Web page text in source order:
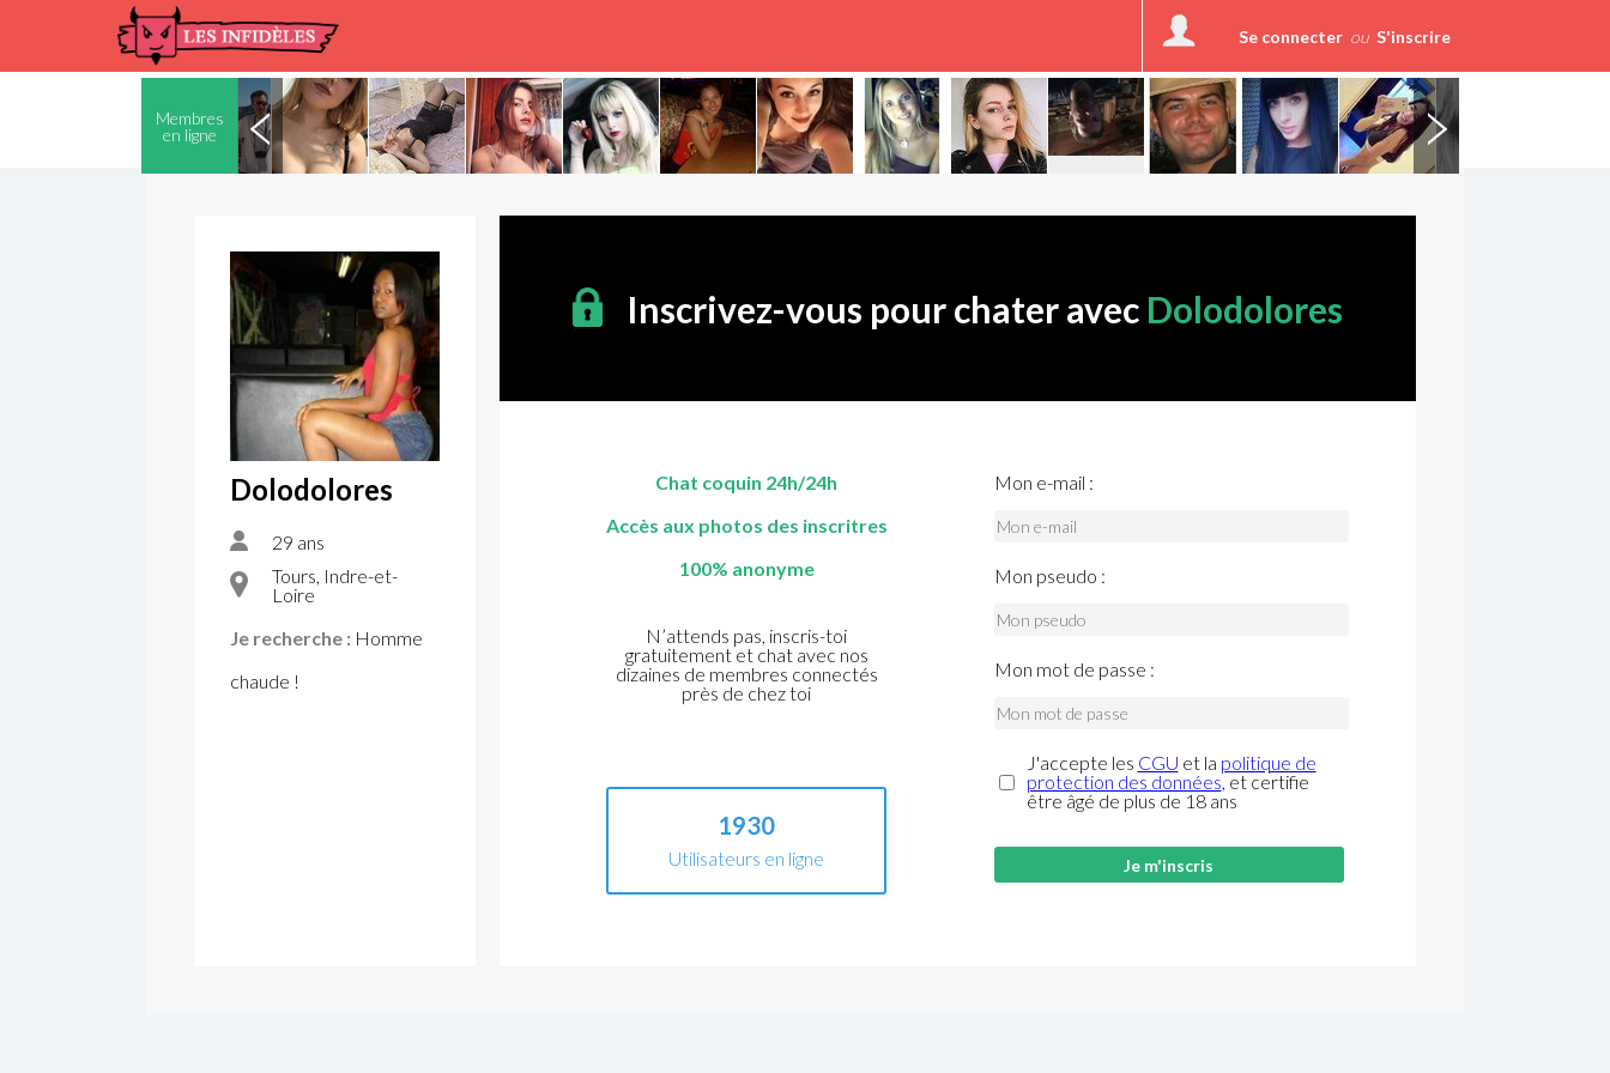
Se connecter ou S'inscrire
Membres
en ligne
Dolodolores
29 ans
Tours, Indre-et-
Loire
Je recherche : Homme
chaude !
Inscrivez-vous pour chater avec Dolodolores
Chat coquin 24h/24h
Accès aux photos des inscritres
100% anonyme
N’attends pas, inscris-toi
gratuitement et chat avec nos
dizaines de membres connectés
près de chez toi
1930
Utilisateurs en ligne
Mon e-mail :
Mon pseudo :
Mon mot de passe :
J'accepte les CGU et la politique de
protection des données, et certifie
être âgé de plus de 18 ans